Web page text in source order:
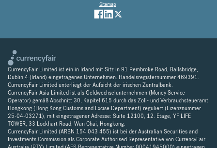
Sitemap
CurrencyFair Limited ist ein in Irland mit Sitz in 91 Pembroke Road, Ballsbridge,
Dublin 4 (Irland) eingetragenes Unternehmen. Handelsregisternummer 469391.
CurrencyFair Limited unterliegt der Aufsicht der irischen Zentralbank.
CurrencyFair Asia Limited ist als Geldwechselunternehmen (Money Service
Operator) gemäß Abschnitt 30, Kapitel 615 durch das Zoll- und Verbrauchsteueramt
Hongkong (Hong Kong Customs and Excise Department) reguliert (Lizenznummer
25-04-03271), mit eingetragener Adresse: Suite 12100, 12. Etage, YF LIFE
TOWER, 33 Lockhart Road, Wan Chai, Hongkong.
CurrencyFair Limited (ARBN 154 043 455) ist bei der Australian Securities and
Investments Commission als Corporate Authorised Representative von CurrencyFair